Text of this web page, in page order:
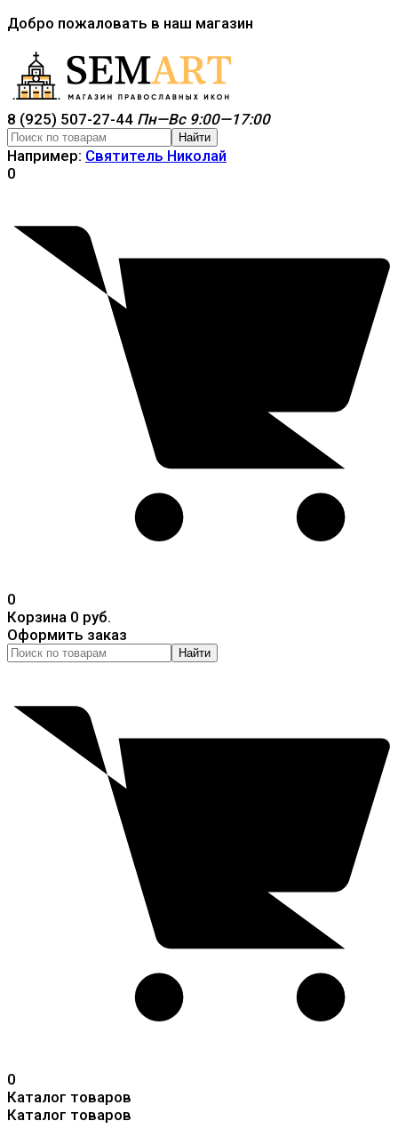
Добро пожаловать в наш магазин
8 (925) 507-27-44 Пн—Вс 9:00—17:00
Найти
Например: Святитель Николай
0
0
Корзина 0 руб.
Оформить заказ
Найти
0
Каталог товаров
Каталог товаров